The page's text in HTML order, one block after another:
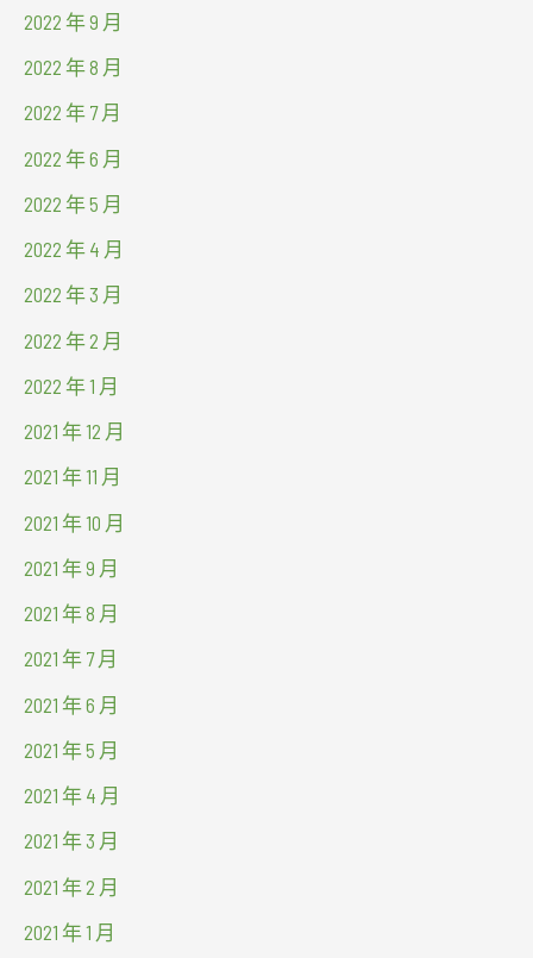
2022 年 9 月
2022 年 8 月
2022 年 7 月
2022 年 6 月
2022 年 5 月
2022 年 4 月
2022 年 3 月
2022 年 2 月
2022 年 1 月
2021 年 12 月
2021 年 11 月
2021 年 10 月
2021 年 9 月
2021 年 8 月
2021 年 7 月
2021 年 6 月
2021 年 5 月
2021 年 4 月
2021 年 3 月
2021 年 2 月
2021 年 1 月